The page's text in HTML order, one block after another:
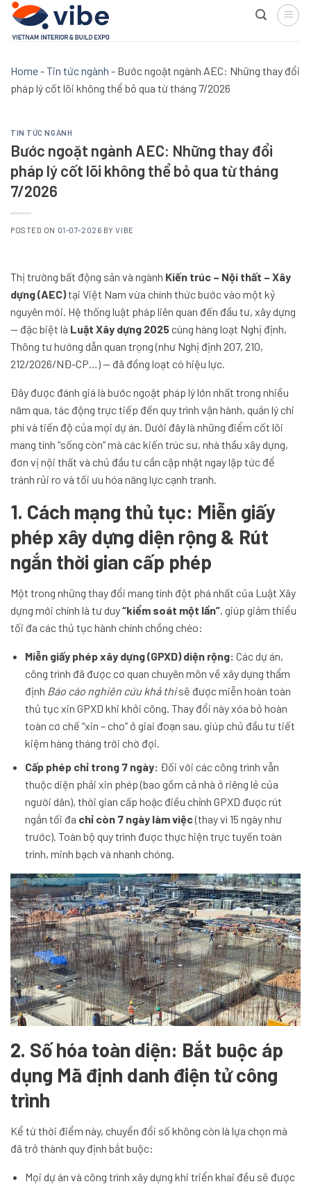
Skip
content
Home-Tin tức ngành - Bước ngoặt ngành AEC: Những thay đổi
pháp lý cốt lõi không thể bỏ qua từ tháng 7/2026
TIN TỨC NGÀNH
Bước ngoặt ngành AEC: Những thay đổi
pháp lý cốt lõi không thể bỏ qua từ tháng
7/2026
POSTED ON 01-07-2026 BYVIBE
Thị trường bất động sản và ngành Kiến trúc – Nội thất – Xây
dựng (AEC)tại Việt Nam vừa chính thức bước vào một kỷ
nguyên mới. Hệ thống luật pháp liên quan đến đầu tư, xây dựng
— đặc biệt là Luật Xây dựng 2025cùng hàng loạt Nghị định,
Thông tư hướng dẫn quan trọng (như Nghị định 207, 210,
212/2026/NĐ-CP…) — đã đồng loạt có hiệu lực.
Đây được đánh giá là bước ngoặt pháp lý lớn nhất trong nhiều
năm qua, tác động trực tiếp đến quy trình vận hành, quản lý chi
phí và tiến độ của mọi dự án. Dưới đây là những điểm cốt lõi
mang tính “sống còn” mà các kiến trúc sư, nhà thầu xây dựng,
đơn vị nội thất và chủ đầu tư cần cập nhật ngay lập tức để
tránh rủi ro và tối ưu hóa năng lực cạnh tranh.
1. Cách mạng thủ tục: Miễn giấy
phép xây dựng diện rộng & Rút
ngắn thời gian cấp phép
Một trong những thay đổi mang tính đột phá nhất của Luật Xây
dựng mới chính là tư duy“kiểm soát một lần”, giúp giảm thiểu
tối đa các thủ tục hành chính chồng chéo:
Miễn giấy phép xây dựng (GPXD) diện rộng: Các dự án,
công trình đã được cơ quan chuyên môn về xây dựng thẩm
định Báo cáo nghiên cứu khả thisẽ được miễn hoàn toàn
thủ tục xin GPXD khi khởi công. Thay đổi này xóa bỏ hoàn
toàn cơ chế “xin – cho” ở giai đoạn sau, giúp chủ đầu tư tiết
kiệm hàng tháng trời chờ đợi.
Cấp phép chỉ trong 7 ngày: Đối với các công trình vẫn
thuộc diện phải xin phép (bao gồm cả nhà ở riêng lẻ của
người dân), thời gian cấp hoặc điều chỉnh GPXD được rút
ngắn tối đa chỉ còn 7 ngày làm việc(thay vì 15 ngày như
trước). Toàn bộ quy trình được thực hiện trực tuyến toàn
trình, minh bạch và nhanh chóng.
2. Số hóa toàn diện: Bắt buộc áp
dụng Mã định danh điện tử công
trình
Kể từ thời điểm này, chuyển đổi số không còn là lựa chọn mà
đã trở thành quy định bắt buộc:
Mọi dự án và công trình xây dựng khi triển khai đều sẽ được